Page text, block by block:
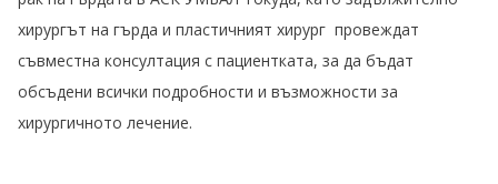
хирургът на гърда и пластичният хирург провеждат
съвместна консултация с пациентката, за да бъдат
обсъдени всички подробности и възможности за
хирургичното лечение.